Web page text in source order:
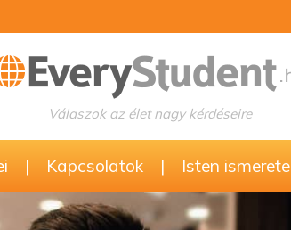
Válaszok az élet nagy kérdéseire
| Kapcsolatok | Isten ismerete